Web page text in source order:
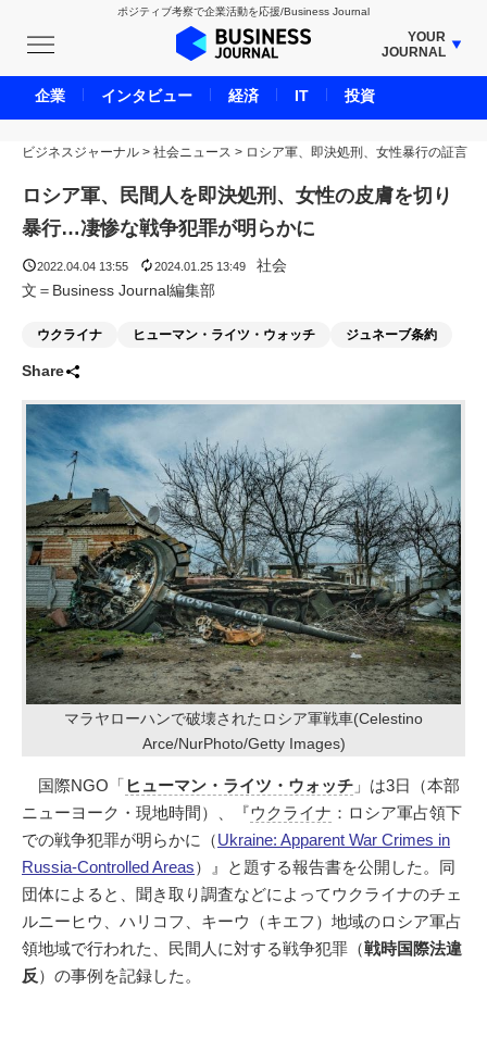
ポジティブ考察で企業活動を応援/Business Journal
YOUR
JOURNAL
BUSINESS JOURNAL
UNICORN JOURNAL
CARBON CREDITS JOURNAL
IVS JOURNAL
ENERGY MANAGEMENT JOURNAL
LIFE ENDING JOURNAL
BPaaS JOURNAL
ADOPTABLE DOG JOURNAL
ビジネスジャーナル > 社会ニュース > ロシア軍、即決処刑、女性暴行の証言
ロシア軍、民間人を即決処刑、女性の皮膚を切り
暴行…凄惨な戦争犯罪が明らかに
2022.04.04 13:55 2024.01.25 13:49
社会
文＝Business Journal編集部
ウクライナ ヒューマン・ライツ・ウォッチ ジュネーブ条約
Share
マラヤローハンで破壊されたロシア軍戦車(Celestino
Arce/NurPhoto/Getty Images)
国際NGO「 ヒューマン・ライツ・ウォッチ 」は3日（本部
ニューヨーク・現地時間）、『ウクライナ ：ロシア軍占領下
での戦争犯罪が明らかに（Ukraine: Apparent War Crimes in
Russia-Controlled Areas）』と題する報告書を公開した。同
団体によると、聞き取り調査などによってウクライナのチェ
ルニーヒウ、ハリコフ、キーウ（キエフ）地域のロシア軍占
領地域で行われた、民間人に対する戦争犯罪（戦時国際法違
反）の事例を記録した。
企業 インタビュー 経済 IT 投資